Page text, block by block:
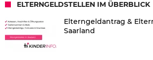
ELTERNGELDSTELLEN IM ÜBERBLICK
Elterngeldantrag &
Saarland